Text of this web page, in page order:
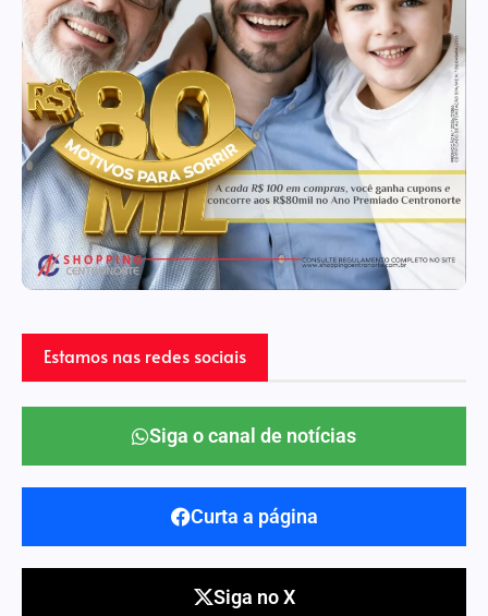
Estamos nas redes sociais
Siga o canal de notícias
Curta a página
Siga no X